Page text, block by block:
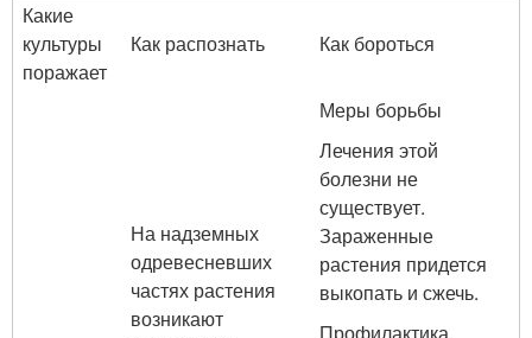
Какие
культуры
поражает
Как распознать Как бороться
На надземных
одревесневших
частях растения
возникают
Меры борьбы
Лечения этой
болезни не
существует.
Зараженные
растения придется
выкопать и сжечь.